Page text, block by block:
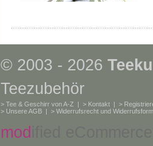
© 2003 - 2026
Teezubehör
> Tee & Geschirr von A-Z | > Kontakt | >
> Unsere AGB | > Widerrufsrecht und
mod